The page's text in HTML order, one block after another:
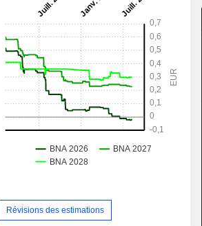
Révisions des estimations